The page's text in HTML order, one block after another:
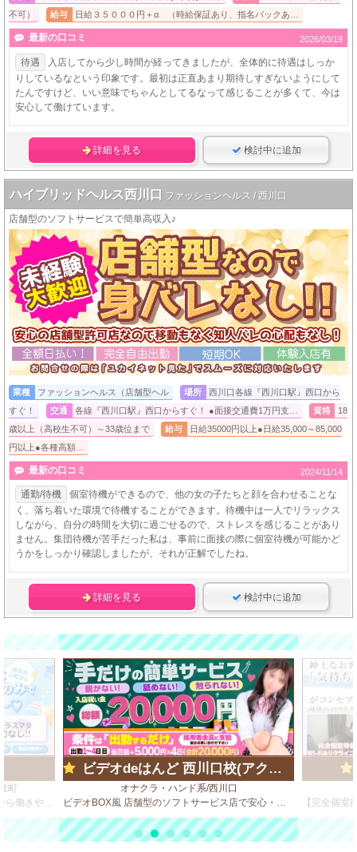
不可）
給与 日給３５０００円＋α （時給保証あり、指名バックあ…
最新の口コミ 2026/03/19
待遇
入店してから少し時間が経ってきましたが、全体的に待遇はしっか
りしているなという印象です。最初は正直あまり期待しすぎないようにして
たんですけど、いい意味でちゃんとしてるなって感じることが多くて、今は
安心して働けています。
詳細を見る 検討中に追加
ハイブリッドヘルス西川口 ファッションヘルス / 西川口
店舗型のソフトサービスで簡単高収入♪
業種 ファッションヘルス（店舗型ヘル 場所
西川口各線『西川口駅』西口から
すぐ！
交通 各線『西川口駅』西口からすぐ！ ●面接交通費1万円支… 資格
18
歳以上（高校生不可）～33歳位まで
給与
日給35000円以上●日給35,000～85,000
円以上●各種高額…
最新の口コミ 2024/11/14
通勤/待機
個室待機ができるので、他の女の子たちと顔を合わせることな
く、落ち着いた環境で待機することができます。待機中は一人でリラックス
しながら、自分の時間を大切に過ごせるので、ストレスを感じることがあり
ません。集団待機が苦手だった私は、事前に面接の際に個室待機が可能かど
うかをしっかり確認しましたが、それが正解でしたね。
詳細を見る 検討中に追加
町
ハンドサービス中心で難しい内容はないから働きやすさ◎
ビデオdeはんど 西川口校(アクセスグループ)
オナクラ・ハンド系/西川口
ビデオBOX風 店舗型のソフトサービス店で安心・安全・高収入♪